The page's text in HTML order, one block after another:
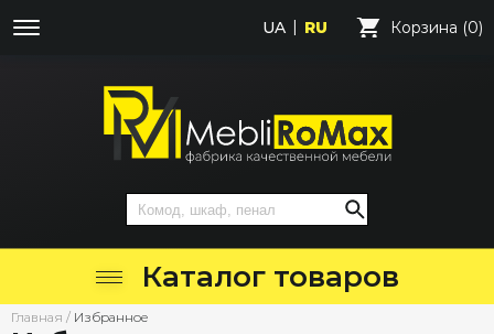
UA RU Корзина (0)
Каталог товаров
Главная / Избранное